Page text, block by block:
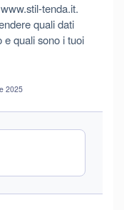
tenda.it.
quali dati
e quali sono i tuoi
2025